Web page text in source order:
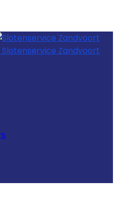
Slotenservice Zandvoort